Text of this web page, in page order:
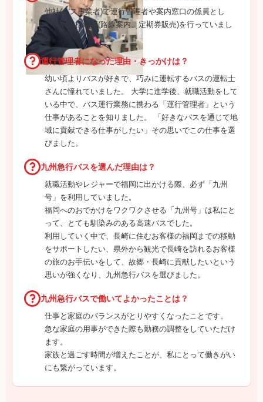
他社(バス事業者)で運行管理者や案内窓口の係員とし
て、お客様対応(路線案内、定期券販売)を行っていまし
た。
運行管理者になった理由・きっかけは？
幼い頃よりバスが好きで、巧みに運転するバスの運転士
さんに憧れていました。 大学に進学後、就職活動をして
いる中で、バス運行業務に携わる「運行管理者」という
仕事があることを知りました。 「好きなバスを通じて地
域に貢献できる仕事がしたい」その思いでこの仕事を選
びました。
九州急行バスを選んだ理由は？
就職活動やレジャーで福岡に出かける際、必ず「九州
号」を利用していました。
福岡へのおでかけをワクワクさせる「九州号」は私にと
って、とても馴染みのある高速バスでした。
利用していく中で、長崎に住むお客様の福岡までの移動
をサポートしたい、県外から観光で長崎を訪れるお客様
の旅のお手伝いをして、故郷・長崎に貢献したいという
思いが強くなり、九州急行バスを選びました。
九州急行バスで働いてよかったことは？
仕事と家庭のバランスがとりやすくなったことです。
急な家庭の用事ができた際も勤務の調整をしていただけ
ます。
家族と過ごす時間が増えたことが、私にとって働きがい
にも繋がっています。